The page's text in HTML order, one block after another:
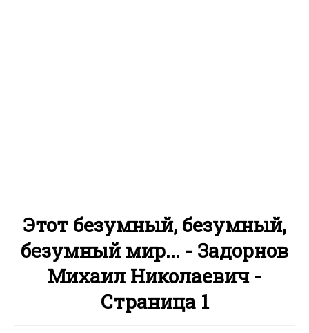
Этот безумный, безумный,
безумный мир... - Задорнов
Михаил Николаевич -
Страница 1